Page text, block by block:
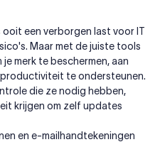
een verborgen last voor IT
Maar met de juiste tools
merk te beschermen, aan
te ondersteunen.
die ze nodig hebben,
krijgen om zelf updates
en e-mailhandtekeningen